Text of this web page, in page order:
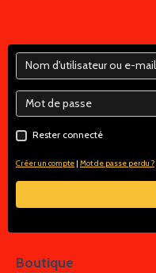
Rester connecté
Créer un compte | Mot de passe perdu ?
Boutique